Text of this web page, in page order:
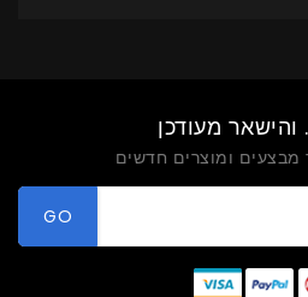
והישאר מעודכן
ומוצרים חדשים
GO